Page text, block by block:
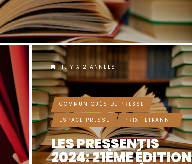
IL Y A 2 ANNÉES
COMMUNIQUÉS DE PRESSE
ESPACE PRESSE PRIX FETKANN !
LES PRESSENTIS
2024: 21ÈME ÉDITION